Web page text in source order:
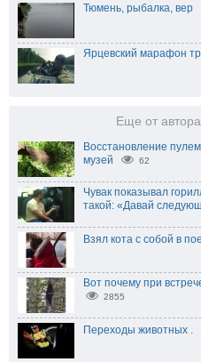
Тюмень, рыбалка, вер
Ярцевский марафон
Еще от
Восстановление
музей
62
Чувак показывал
такой: «Давай
Взял кота с собой в
Вот почему при
2855
Переходы животных .